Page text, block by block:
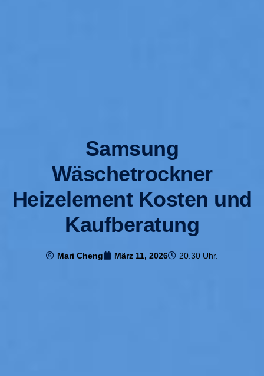
Samsung
Wäschetrockner
Heizelement Kosten und
Kaufberatung
Mari Cheng März 11, 2026 20.30 Uhr.